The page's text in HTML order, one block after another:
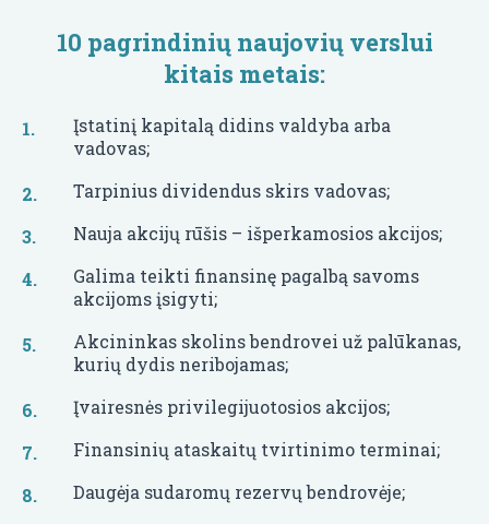
10 pagrindinių naujovių verslui
kitais metais:
Įstatinį kapitalą didins valdyba arba
vadovas;
Tarpinius dividendus skirs vadovas;
Nauja akcijų rūšis – išperkamosios akcijos;
Galima teikti finansinę pagalbą savoms
akcijoms įsigyti;
Akcininkas skolins bendrovei už palūkanas,
kurių dydis neribojamas;
Įvairesnės privilegijuotosios akcijos;
Finansinių ataskaitų tvirtinimo terminai;
Daugėja sudaromų rezervų bendrovėje;